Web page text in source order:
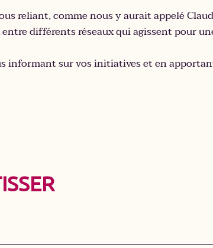
reliant, comme nous y aurait appelé
entre différents réseaux qui agissent pour
informant sur vos initiatives et en